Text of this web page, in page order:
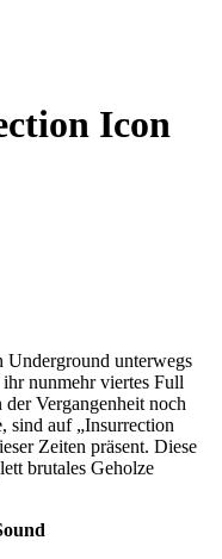
Icon
Underground unterwegs
nunmehr viertes Full
Vergangenheit noch
sind auf „Insurrection
Zeiten präsent. Diese
brutales Geholze